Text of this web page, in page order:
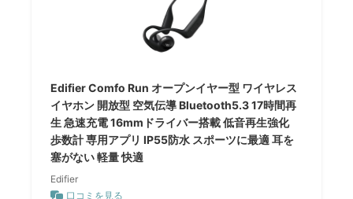
Edifier Comfo Run オープンイヤー型 ワイヤレス
イヤホン 開放型 空気伝導 Bluetooth5.3 17時間再
生 急速充電 16mmドライバー搭載 低音再生強化
歩数計 専用アプリ IP55防水 スポーツに最適 耳を
塞がない 軽量 快適
Edifier
口コミを見る